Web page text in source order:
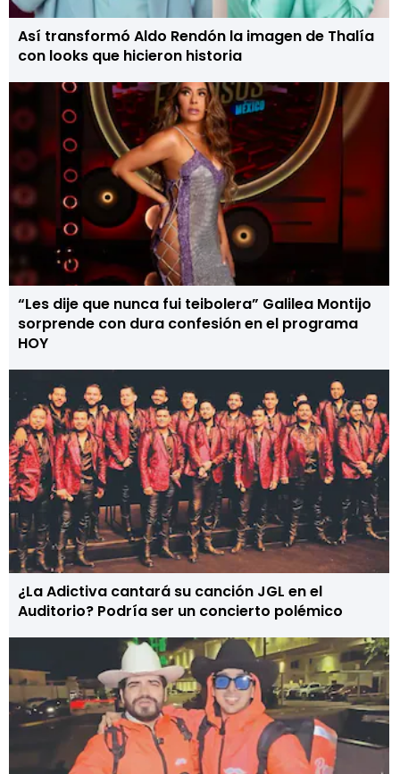
Así transformó Aldo Rendón la imagen de Thalía
con looks que hicieron historia
“Les dije que nunca fui teibolera” Galilea Montijo
sorprende con dura confesión en el programa
HOY
¿La Adictiva cantará su canción JGL en el
Auditorio? Podría ser un concierto polémico